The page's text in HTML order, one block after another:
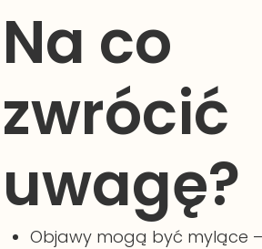
Na co
zwrócić
uwagę?
Objawy mogą być mylące –